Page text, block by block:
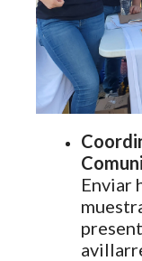
Enviar